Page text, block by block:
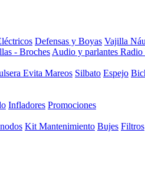
Defensas y Boyas Vajilla
- Broches Audio y parlantes Radio
Evita Mareos Silbato Espejo
Infladores Promociones
Kit Mantenimiento Bujes Filtros